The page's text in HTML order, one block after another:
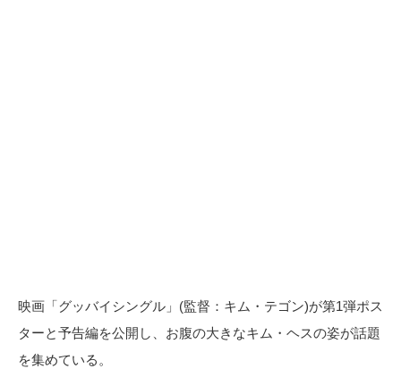
映画「グッバイシングル」(監督：キム・テゴン)が第1弾ポス
ターと予告編を公開し、お腹の大きなキム・ヘスの姿が話題
を集めている。